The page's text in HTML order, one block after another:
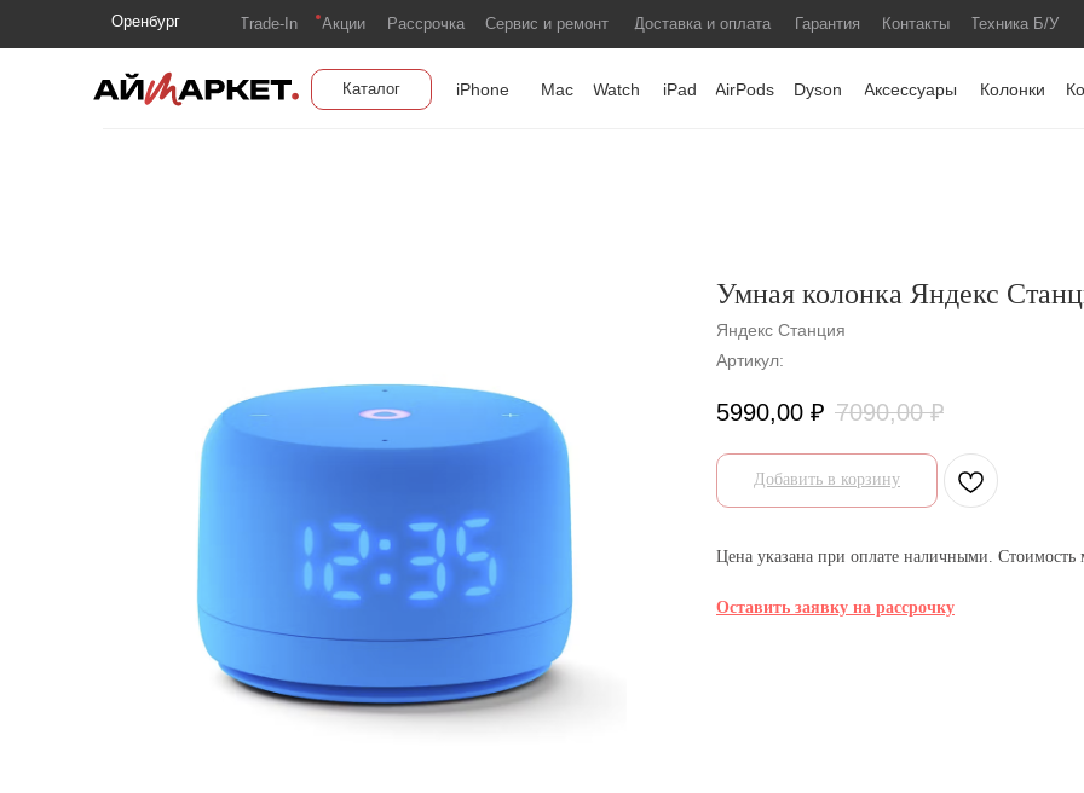
Оренбург Техника Б/У
Контакты
Гарантия
Доставка и оплата
Сервис и ремонт
Рассрочка
Trade-In Акции
Каталог Колонки
Аксессуары
Dyson
AirPods
iPad
Watch
Mac
iPhone
Умная колонка Яндекс
Яндекс Станция
Артикул:
5990,00 ₽ 7090,00 ₽
Добавить в корзину
Цена указана при оплате наличными. Стоимость
Оставить заявку на рассрочку